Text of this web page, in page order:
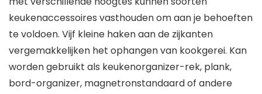
keukenaccessoires vasthouden om aan je behoeften
te voldoen. Vijf kleine haken aan de zijkanten
vergemakkelijken het ophangen van kookgerei. Kan
worden gebruikt als keukenorganizer-rek, plank,
bord-organizer, magnetronstandaard of andere